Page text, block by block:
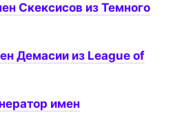
Скексисов из Темного
Демасии из League of
имен